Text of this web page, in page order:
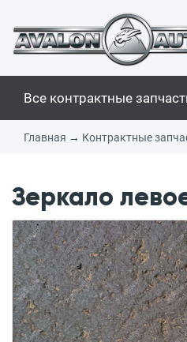
Все контрактные
Главная → Контрактные
Зеркало